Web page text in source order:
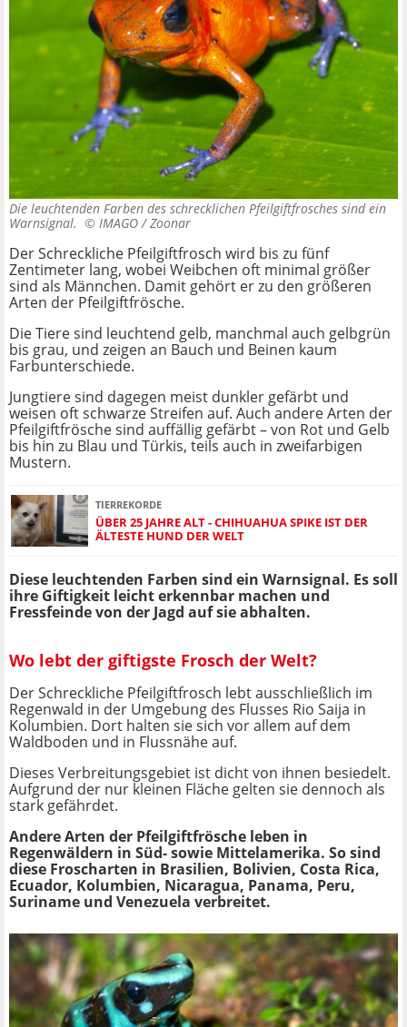
Die leuchtenden Farben des schrecklichen Pfeilgiftfrosches sind ein
Warnsignal. © IMAGO / Zoonar
Der Schreckliche Pfeilgiftfrosch wird bis zu fünf
Zentimeter lang, wobei Weibchen oft minimal größer
sind als Männchen. Damit gehört er zu den größeren
Arten der Pfeilgiftfrösche.
Die Tiere sind leuchtend gelb, manchmal auch gelbgrün
bis grau, und zeigen an Bauch und Beinen kaum
Farbunterschiede.
Jungtiere sind dagegen meist dunkler gefärbt und
weisen oft schwarze Streifen auf. Auch andere Arten der
Pfeilgiftfrösche sind auffällig gefärbt – von Rot und Gelb
bis hin zu Blau und Türkis, teils auch in zweifarbigen
Mustern.
TIERREKORDE
ÜBER 25 JAHRE ALT - CHIHUAHUA SPIKE IST DER
ÄLTESTE HUND DER WELT
Diese leuchtenden Farben sind ein Warnsignal. Es soll
ihre Giftigkeit leicht erkennbar machen und
Fressfeinde von der Jagd auf sie abhalten.
Wo lebt der giftigste Frosch der Welt?
Der Schreckliche Pfeilgiftfrosch lebt ausschließlich im
Regenwald in der Umgebung des Flusses Rio Saija in
Kolumbien. Dort halten sie sich vor allem auf dem
Waldboden und in Flussnähe auf.
Dieses Verbreitungsgebiet ist dicht von ihnen besiedelt.
Aufgrund der nur kleinen Fläche gelten sie dennoch als
stark gefährdet.
Andere Arten der Pfeilgiftfrösche leben in
Regenwäldern in Süd- sowie Mittelamerika. So sind
diese Froscharten in Brasilien, Bolivien, Costa Rica,
Ecuador, Kolumbien, Nicaragua, Panama, Peru,
Suriname und Venezuela verbreitet.